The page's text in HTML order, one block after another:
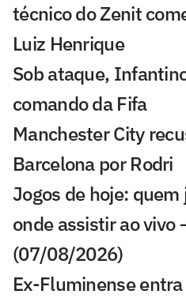
técnico do Zenit
Luiz Henrique
Sob ataque,
comando da Fifa
Manchester City
Barcelona por Rodri
Jogos de hoje:
onde assistir ao vivo
(07/08/2026)
Ex-Fluminense